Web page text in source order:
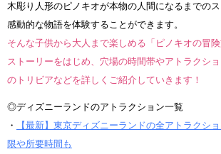
木彫り人形のピノキオが本物の人間になるまでのス
感動的な物語を体験することができます。
そんな子供から大人まで楽しめる「ピノキオの冒
ストーリーをはじめ、穴場の時間帯やアトラクシ
のトリビアなどを詳しくご紹介していきます！
◎ディズニーランドのアトラクション一覧
・
【最新】東京ディズニーランドの全アトラクシ
限や所要時間も